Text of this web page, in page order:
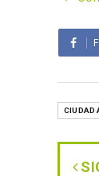
CIUDAD